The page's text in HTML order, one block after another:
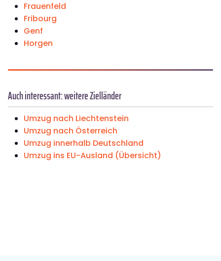
Frauenfeld
Fribourg
Genf
Horgen
Auch interessant: weitere Zielländer
Umzug nach Liechtenstein
Umzug nach Österreich
Umzug innerhalb Deutschland
Umzug ins EU-Ausland (Übersicht)